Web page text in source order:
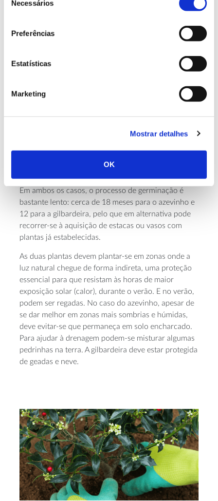
Necessários
Preferências
Estatísticas
Marketing
Mostrar detalhes
OK
Azevinho e gilbardeira:
saiba quando plantá-los
indicada para o fazer. No azevinho,as sementes
fruto está bem maduro) e a gilbardeira deve semear-
Em ambos os casos, o processo de germinação é
bastante lento: cerca de 18 meses para o azevinho e
12 para a gilbardeira, pelo que em alternativa pode
recorrer-se à aquisição de estacas ou vasos com
plantas já estabelecidas.
As duas plantas devem plantar-se em zonas onde a
luz natural chegue de forma indireta, uma proteção
essencial para que resistam às horas de maior
exposição solar (calor), durante o verão. E no verão,
podem ser regadas. No caso do azevinho, apesar de
se dar melhor em zonas mais sombrias e húmidas,
deve evitar-se que permaneça em solo encharcado.
Para ajudar à drenagem podem-se misturar algumas
pedrinhas na terra. A gilbardeira deve estar protegida
de geadas e neve.